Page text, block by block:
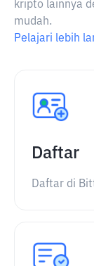
kripto lainnya
mudah.
Pelajari lebih
Daftar
Daftar di